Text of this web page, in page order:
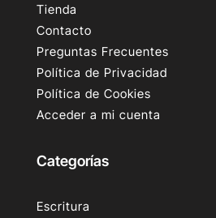
Tienda
Contacto
Preguntas Frecuentes
Política de Privacidad
Política de Cookies
Acceder a mi cuenta
Categorías
Escritura